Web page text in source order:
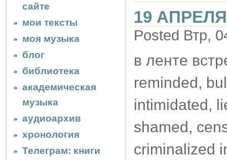
сайте
мои тексты
моя музыка
блог
библиотека
академическая
музыка
аудиоархив
хронология
Телеграм: книги
19 АПРЕЛЯ
Posted Втр,
в ленте
reminded,
intimidated,
shamed,
criminalized